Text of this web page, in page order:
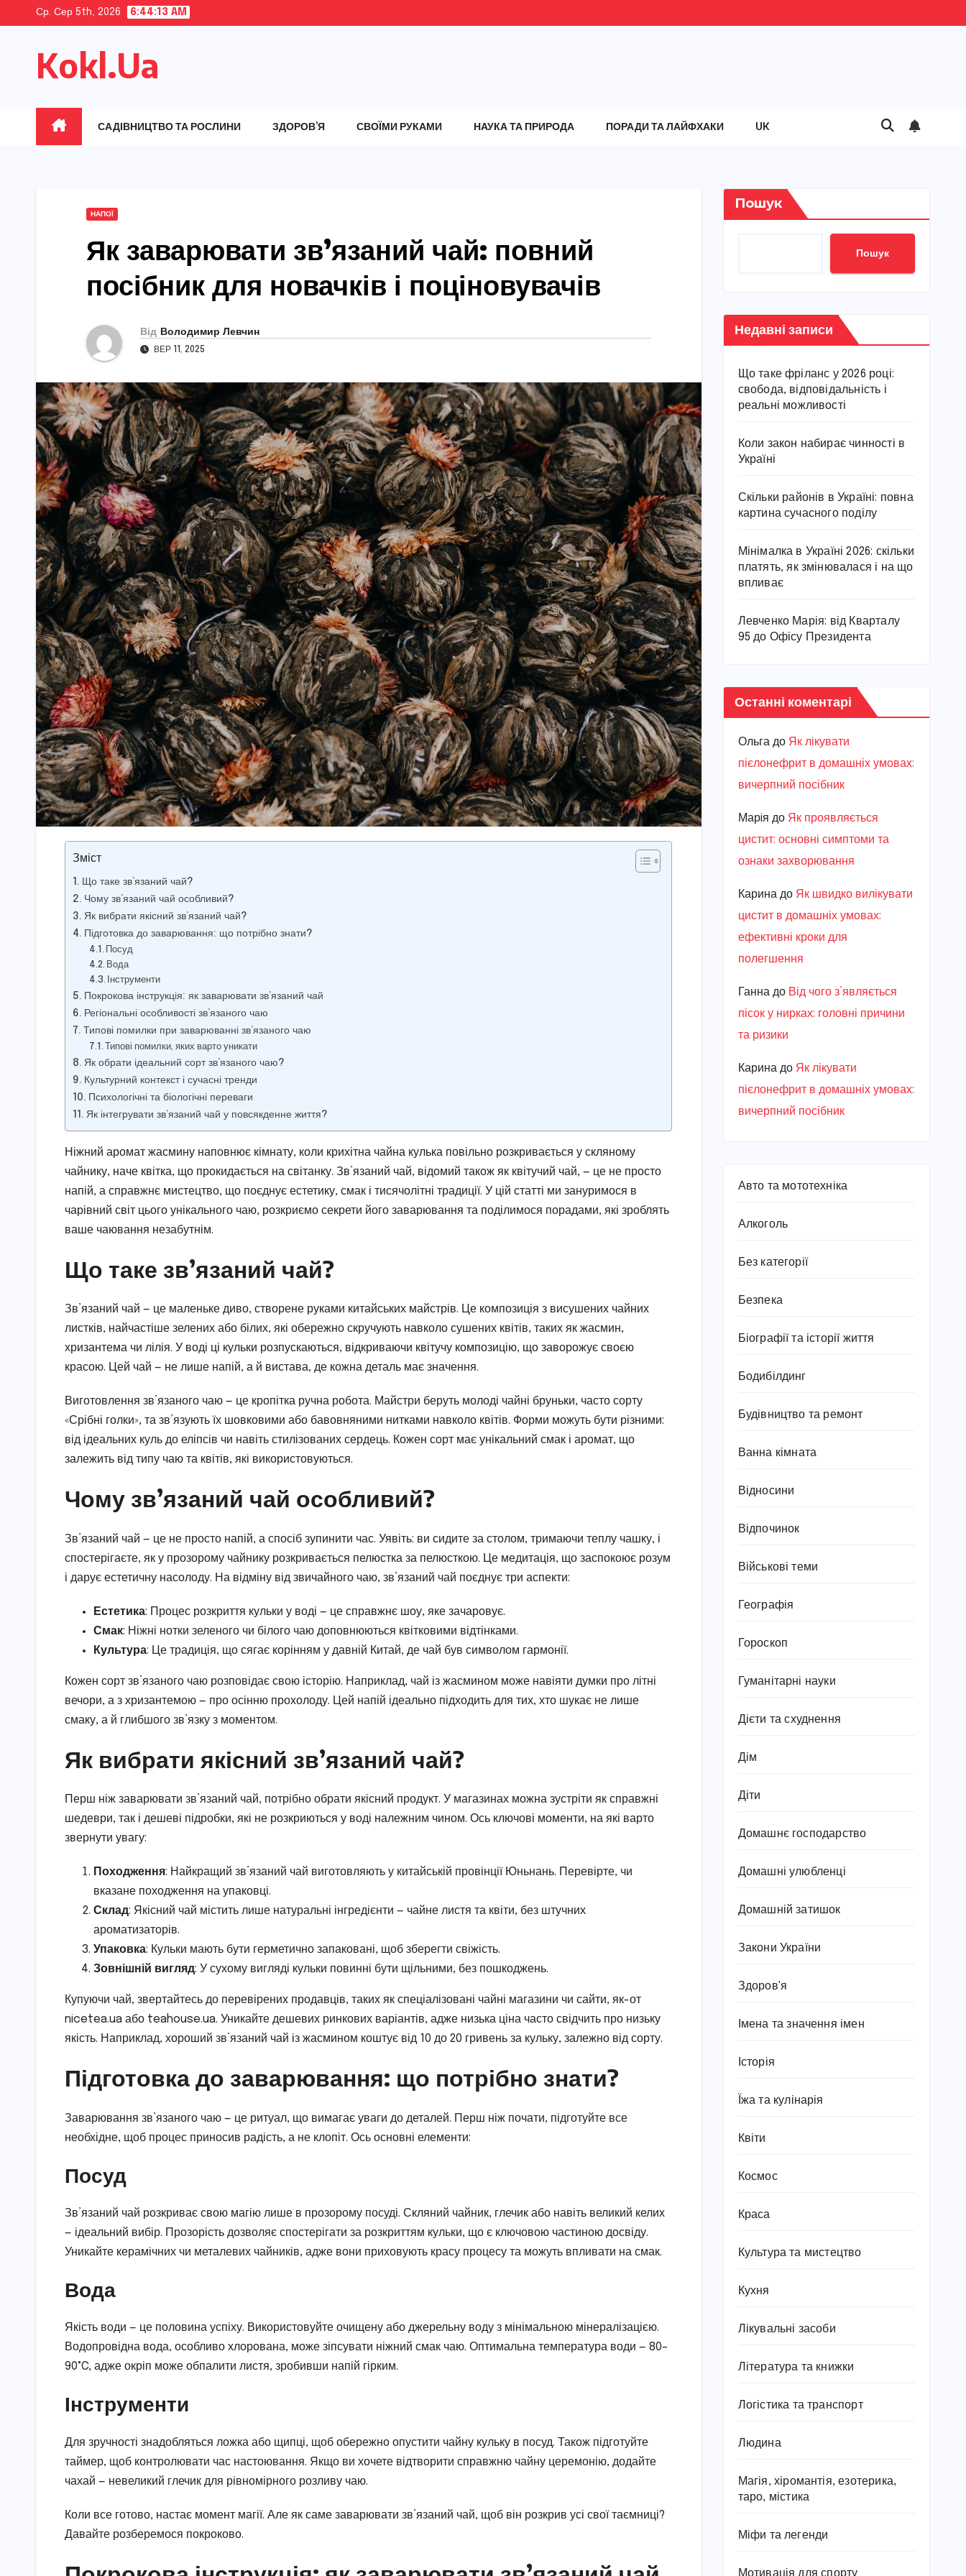
content
Ср. Сер 5th, 2026 6:44:14 AM
Kokl.Ua
САДІВНИЦТВО ТА РОСЛИНИ ЗДОРОВ’Я СВОЇМИ РУКАМИ НАУКА ТА ПРИРОДА ПОРАДИ ТА ЛАЙФХАКИ UK
НАПОЇ
Як заварювати зв’язаний чай: повний
посібник для новачків і поціновувачів
Від Володимир Левчин
ВЕР 11, 2025
Зміст
Що таке зв’язаний чай?
Чому зв’язаний чай особливий?
Як вибрати якісний зв’язаний чай?
Підготовка до заварювання: що потрібно знати?
Посуд
Вода
Інструменти
Покрокова інструкція: як заварювати зв’язаний чай
Регіональні особливості зв’язаного чаю
Типові помилки при заварюванні зв’язаного чаю
Типові помилки, яких варто уникати
Як обрати ідеальний сорт зв’язаного чаю?
Культурний контекст і сучасні тренди
Психологічні та біологічні переваги
Як інтегрувати зв’язаний чай у повсякденне життя?
Ніжний аромат жасмину наповнює кімнату, коли крихітна чайна кулька повільно розкривається у скляному
чайнику, наче квітка, що прокидається на світанку. Зв’язаний чай, відомий також як квітучий чай, — це не просто
напій, а справжнє мистецтво, що поєднує естетику, смак і тисячолітні традиції. У цій статті ми зануримося в
чарівний світ цього унікального чаю, розкриємо секрети його заварювання та поділимося порадами, які зроблять
ваше чаювання незабутнім.
Що таке зв’язаний чай?
Зв’язаний чай — це маленьке диво, створене руками китайських майстрів. Це композиція з висушених чайних
листків, найчастіше зелених або білих, які обережно скручують навколо сушених квітів, таких як жасмин,
хризантема чи лілія. У воді ці кульки розпускаються, відкриваючи квітучу композицію, що заворожує своєю
красою. Цей чай — не лише напій, а й вистава, де кожна деталь має значення.
Виготовлення зв’язаного чаю — це кропітка ручна робота. Майстри беруть молоді чайні бруньки, часто сорту
«Срібні голки», та зв’язують їх шовковими або бавовняними нитками навколо квітів. Форми можуть бути різними:
від ідеальних куль до еліпсів чи навіть стилізованих сердець. Кожен сорт має унікальний смак і аромат, що
залежить від типу чаю та квітів, які використовуються.
Чому зв’язаний чай особливий?
Зв’язаний чай — це не просто напій, а спосіб зупинити час. Уявіть: ви сидите за столом, тримаючи теплу чашку, і
спостерігаєте, як у прозорому чайнику розкривається пелюстка за пелюсткою. Це медитація, що заспокоює розум
і дарує естетичну насолоду. На відміну від звичайного чаю, зв’язаний чай поєднує три аспекти:
Естетика: Процес розкриття кульки у воді — це справжнє шоу, яке зачаровує.
Смак: Ніжні нотки зеленого чи білого чаю доповнюються квітковими відтінками.
Культура: Це традиція, що сягає корінням у давній Китай, де чай був символом гармонії.
Кожен сорт зв’язаного чаю розповідає свою історію. Наприклад, чай із жасмином може навіяти думки про літні
вечори, а з хризантемою — про осінню прохолоду. Цей напій ідеально підходить для тих, хто шукає не лише
смаку, а й глибшого зв’язку з моментом.
Як вибрати якісний зв’язаний чай?
Перш ніж заварювати зв’язаний чай, потрібно обрати якісний продукт. У магазинах можна зустріти як справжні
шедеври, так і дешеві підробки, які не розкриються у воді належним чином. Ось ключові моменти, на які варто
звернути увагу:
Походження: Найкращий зв’язаний чай виготовляють у китайській провінції Юньнань. Перевірте, чи
вказане походження на упаковці.
Склад: Якісний чай містить лише натуральні інгредієнти — чайне листя та квіти, без штучних
ароматизаторів.
Упаковка: Кульки мають бути герметично запаковані, щоб зберегти свіжість.
Зовнішній вигляд: У сухому вигляді кульки повинні бути щільними, без пошкоджень.
Купуючи чай, звертайтесь до перевірених продавців, таких як спеціалізовані чайні магазини чи сайти, як-от
nicetea.ua або teahouse.ua. Уникайте дешевих ринкових варіантів, адже низька ціна часто свідчить про низьку
якість. Наприклад, хороший зв’язаний чай із жасмином коштує від 10 до 20 гривень за кульку, залежно від сорту.
Підготовка до заварювання: що потрібно знати?
Заварювання зв’язаного чаю — це ритуал, що вимагає уваги до деталей. Перш ніж почати, підготуйте все
необхідне, щоб процес приносив радість, а не клопіт. Ось основні елементи:
Посуд
Зв’язаний чай розкриває свою магію лише в прозорому посуді. Скляний чайник, глечик або навіть великий келих
— ідеальний вибір. Прозорість дозволяє спостерігати за розкриттям кульки, що є ключовою частиною досвіду.
Уникайте керамічних чи металевих чайників, адже вони приховують красу процесу та можуть впливати на смак.
Вода
Якість води — це половина успіху. Використовуйте очищену або джерельну воду з мінімальною мінералізацією.
Водопровідна вода, особливо хлорована, може зіпсувати ніжний смак чаю. Оптимальна температура води — 80–
90°C, адже окріп може обпалити листя, зробивши напій гірким.
Інструменти
Для зручності знадобляться ложка або щипці, щоб обережно опустити чайну кульку в посуд. Також підготуйте
таймер, щоб контролювати час настоювання. Якщо ви хочете відтворити справжню чайну церемонію, додайте
чахай — невеликий глечик для рівномірного розливу чаю.
Коли все готово, настає момент магії. Але як саме заварювати зв’язаний чай, щоб він розкрив усі свої таємниці?
Давайте розберемося покроково.
Пошук
Пошук
Недавні записи
Що таке фріланс у 2026 році:
свобода, відповідальність і
реальні можливості
Коли закон набирає чинності в
Україні
Скільки районів в Україні: повна
картина сучасного поділу
Мінімалка в Україні 2026: скільки
платять, як змінювалася і на що
впливає
Левченко Марія: від Кварталу
95 до Офісу Президента
Останні коментарі
Ольгадо Як лікувати
пієлонефрит в домашніх умовах:
вичерпний посібник
Марiя до Як проявляється
цистит: основні симптоми та
ознаки захворювання
Каринадо Як швидко вилікувати
цистит в домашніх умовах:
ефективні кроки для
полегшення
Ганнадо Від чого з’являється
пісок у нирках: головні причини
та ризики
Каринадо Як лікувати
пієлонефрит в домашніх умовах:
вичерпний посібник
Авто та мототехніка
Алкоголь
Без категорії
Безпека
Біографії та історії життя
Бодибілдинг
Будівництво та ремонт
Ванна кімната
Відносини
Відпочинок
Військові теми
Географія
Гороскоп
Гуманітарні науки
Дієти та схуднення
Дім
Діти
Домашнє господарство
Домашні улюбленці
Домашній затишок
Закони України
Здоров'я
Імена та значення імен
Історія
Їжа та кулінарія
Квіти
Космос
Краса
Культура та мистецтво
Кухня
Лікувальні засоби
Література та книжки
Логістика та транспорт
Людина
Магія, хіромантія, езотерика,
таро, містика
Міфи та легенди
Мотивація для спорту